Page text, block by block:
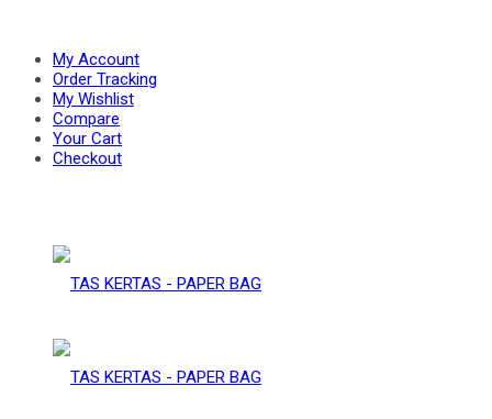
BAG
PAPER
BAG
My Account
Order Tracking
My Wishlist
Compare
Your Cart
Checkout